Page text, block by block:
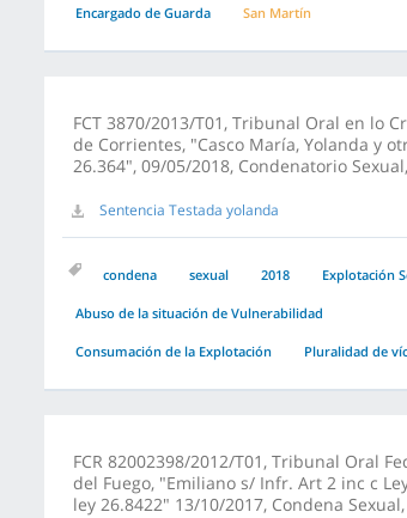
Encargado de Guarda San Martín
FCT 3870/2013/T01, Tribunal Oral en lo
de Corrientes, "Casco María, Yolanda y
26.364", 09/05/2018, Condenatorio
Sentencia Testada yolanda
condena sexual 2018 Explotación
Abuso de la situación de Vulnerabilidad
Consumación de la Explotación Pluralidad de
FCR 82002398/2012/T01, Tribunal Oral
del Fuego, "Emiliano s/ Infr. Art 2 inc c
ley 26.8422" 13/10/2017, Condena